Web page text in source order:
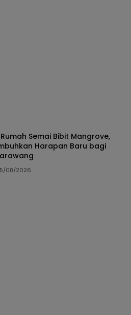
Semai Bibit Mangrove,
Harapan Baru bagi
08/2026